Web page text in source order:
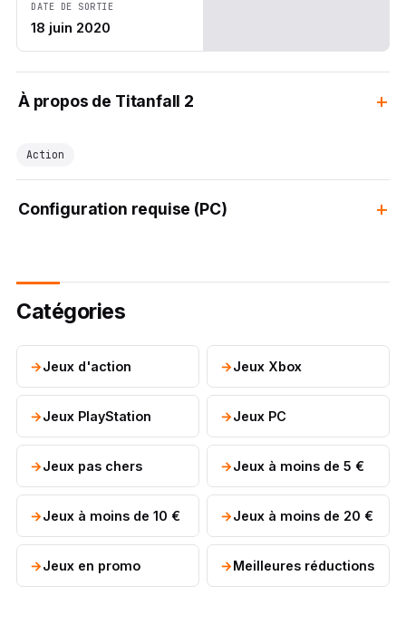
DATE DE SORTIE
18 juin 2020
À propos de Titanfall 2
Action
Configuration requise (PC)
Catégories
Jeux d'action Jeux Xbox
Jeux PlayStation Jeux PC
Jeux pas chers Jeux à moins de 5 €
Jeux à moins de 10 € Jeux à moins de 20 €
Jeux en promo Meilleures réductions